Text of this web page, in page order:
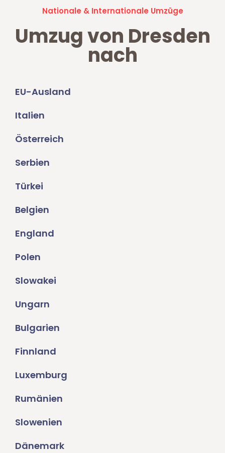
Nationale & Internationale Umzüge
Umzug von Dresden
nach
EU-Ausland
Italien
Österreich
Serbien
Türkei
Belgien
England
Polen
Slowakei
Ungarn
Bulgarien
Finnland
Luxemburg
Rumänien
Slowenien
Dänemark